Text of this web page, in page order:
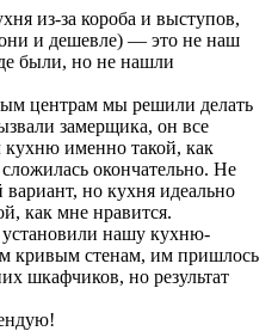
из-за короба и выступов,
и дешевле) — это не наш
были, но не нашли
центрам мы решили делать
замерщика, он все
кухню именно такой, как
окончательно. Не
но кухня идеально
как мне нравится.
нашу кухню-
кривым стенам, им пришлось
шкафчиков, но результат